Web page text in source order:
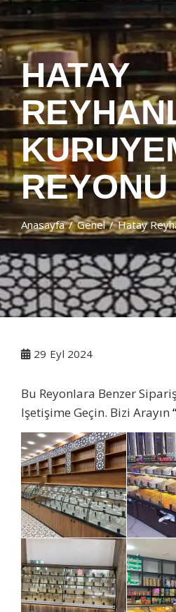
HATAY
REYONU
Anasayfa Genel Hatay
29 Eyl 2024
Bu Reyonlara Benzer
Işetişime Geçin. Bizi Arayın